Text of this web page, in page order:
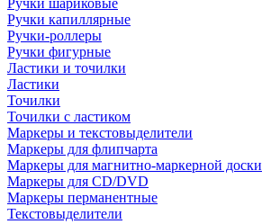
Ручки шариковые
Ручки капиллярные
Ручки-роллеры
Ручки фигурные
Ластики и точилки
Ластики
Точилки
Точилки с ластиком
Маркеры и текстовыделители
Маркеры для флипчарта
Маркеры для магнитно-маркерной доски
Маркеры для CD/DVD
Маркеры перманентные
Текстовыделители